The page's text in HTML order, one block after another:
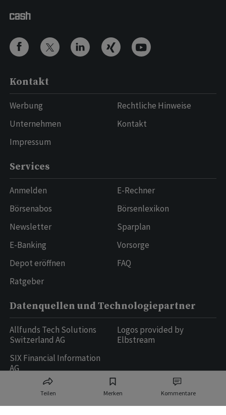
Teilen Merken Kommentare
Kontakt
Werbung
Unternehmen
Impressum
Rechtliche Hinweise
Kontakt
Services
Anmelden
Börsenabos
Newsletter
E-Banking
Depot eröffnen
Ratgeber
E-Rechner
Börsenlexikon
Sparplan
Vorsorge
FAQ
Datenquellen und Technologiepartner
Allfunds Tech Solutions
Switzerland AG
SIX Financial Information
AG
Logos provided by
Elbstream
Ringier AG | Ringier Medien Schweiz